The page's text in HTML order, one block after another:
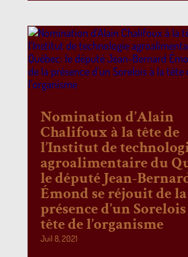
Nomination d’Alain
Chalifoux à la tête de
l’Institut de
agroalimentaire du
le député Jean-
Émond se réjouit de la
présence d’un
tête de l’organisme
Juil 8, 2021